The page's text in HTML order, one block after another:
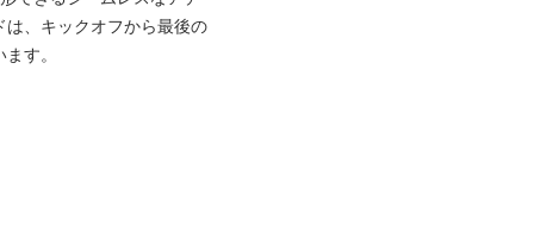
は、キックオフから最後の
す。